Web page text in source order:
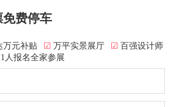
费停车
万元补贴 ☑ 万平实景展厅 ☑ 百强设计师
1人报名全家参展